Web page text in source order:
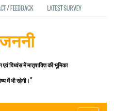
/ FEEDBACK LATEST SURVEY
विध्वंस में मातृशक्ति की भूमिका
में भी रहेगी।"